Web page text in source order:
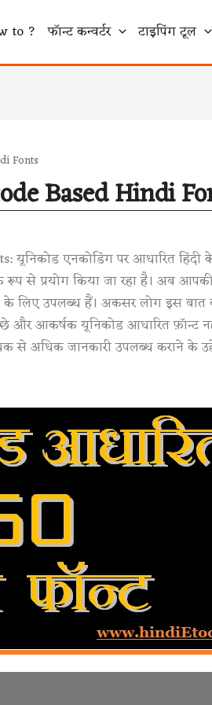
to ? फॉन्ट कन्वर्टर टाइपिंग टूल
Fonts
Based Hindi
एनकोडिंग पर आधारित हिंदी
से प्रयोग किया जा रहा है। अब
लिए उपलब्ध हैं। अकसर लोग इस बात
आकर्षक यूनिकोड आधारित फ़ॉन्ट
से अधिक जानकारी उपलब्ध कराने के